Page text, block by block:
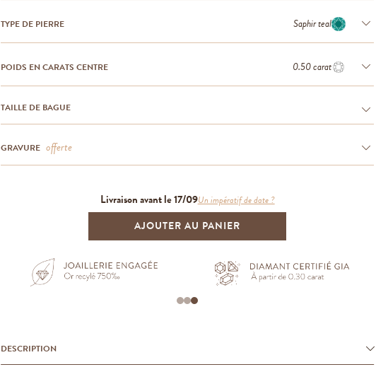
TYPE DE PIERRE Saphir teal
POIDS EN CARATS CENTRE 0.50 carat
TAILLE DE BAGUE
GRAVURE offerte
Livraison avant le 17/09Un impératif de date ?
AJOUTER AU PANIER
DESCRIPTION